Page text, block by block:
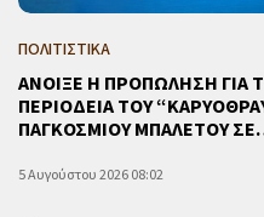
ΠΟΛΙΤΙΣΤΙΚΑ
ΑΝΟΙΞΕ Η ΠΡΟΠΩΛΗΣΗ ΓΙΑ
ΠΕΡΙΟΔΕΙΑ ΤΟΥ
ΠΑΓΚΟΣΜΙΟΥ ΜΠΑΛΕΤΟΥ
5 Αυγούστου 2026 08:02